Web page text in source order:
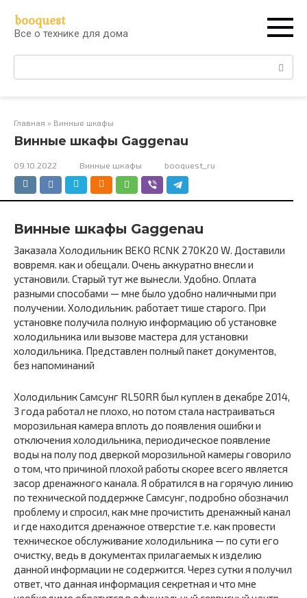
контенту
booquest
Все о технике для дома
Поиск:
Главная » Винные шкафы
Винные шкафы Gaggenau
09.10.2022 Винные шкафы booquest_ru
Винные шкафы Gaggenau
Заказала Холодильник BEKO RCNK 270K20 W. Доставили
вовремя. как и обещали. Очень аккуратно внесли и
установили. Старый тут же вынесли. Удобно. Оплата
разными способами — мне было удобно наличными при
получении. Холодильник. работает тише старого. При
установке получила полную информацию об установке
холодильника или вызове мастера для установки
холодильника. Представлен полный пакет документов,
без напоминаний
Холодильник Самсунг RL50RR был куплен в декабре 2014,
3 года работал не плохо, но потом стала настраиваться
морозильная камера вплоть до появления ошибки и
отключения холодильника, периодическое появление
воды на полу под дверкой морозильной камеры говорило
о том, что причиной плохой работы скорее всего является
засор дренажного канала. Я обратился в на горячую линию
по технической поддержке Самсунг, подробно обозначил
проблему и спросил, как мне прочистить дренажный канал
и где находится дренажное отверстие т.е. как провести
техническое обслуживание холодильника — по сути его
очистку, ведь в документах прилагаемых к изделию
данной информации не содержится. Через сутки я получил
ответ, что данная информация секретная и что мне